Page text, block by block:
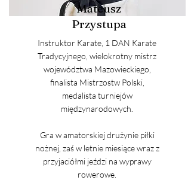
Mateusz
Przystupa
Instruktor Karate, 1 DAN Karate
Tradycyjnego, wielokrotny mistrz
województwa Mazowieckiego,
finalista Mistrzostw Polski,
medalista turniejów
międzynarodowych.
Gra w amatorskiej drużynie piłki
nożnej, zaś w letnie miesiące wraz z
przyjaciółmi jeździ na wyprawy
rowerowe.